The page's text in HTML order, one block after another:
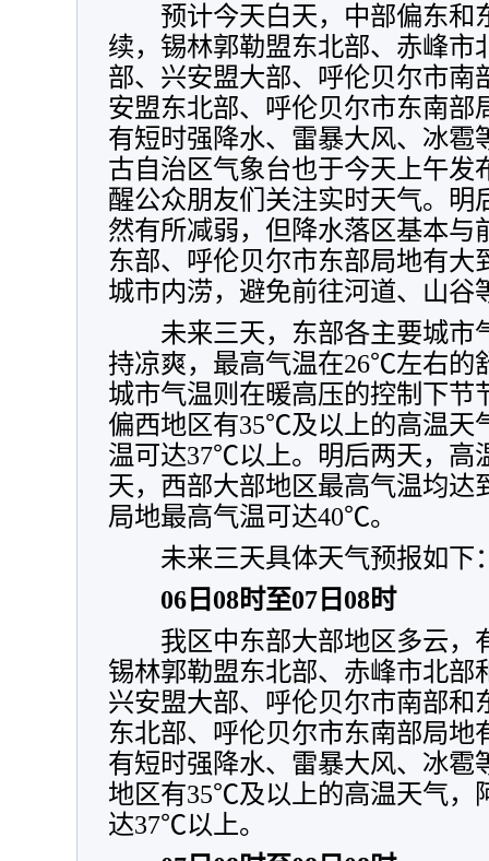
预计今天白天，中部偏东和
续，锡林郭勒盟东北部、赤峰市
部、兴安盟大部、呼伦贝尔市南
安盟东北部、呼伦贝尔市东南部
有短时强降水、雷暴大风、冰雹
古自治区气象台也于今天上午发
醒公众朋友们关注实时天气。明
然有所减弱，但降水落区基本与
东部、呼伦贝尔市东部局地有大
城市内涝，避免前往河道、山谷
未来三天，东部各主要城市
持凉爽，最高气温在26℃左右的
城市气温则在暖高压的控制下节
偏西地区有35℃及以上的高温天
温可达37℃以上。明后两天，高
天，西部大部地区最高气温均
局地最高气温可达40℃。
未来三天具体天气预报如下
06日08时至07日08时
我区中东部大部地区多云，
锡林郭勒盟东北部、赤峰市北部
兴安盟大部、呼伦贝尔市南部和
东北部、呼伦贝尔市东南部局地
有短时强降水、雷暴大风、冰雹
地区有35℃及以上的高温天气，
达37℃以上。